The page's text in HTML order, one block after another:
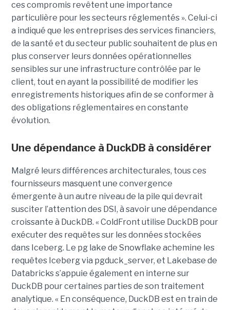
ces compromis revêtent une importance
particulière pour les secteurs réglementés ». Celui-ci
a indiqué que les entreprises des services financiers,
de la santé et du secteur public souhaitent de plus en
plus conserver leurs données opérationnelles
sensibles sur une infrastructure contrôlée par le
client, tout en ayant la possibilité de modifier les
enregistrements historiques afin de se conformer à
des obligations réglementaires en constante
évolution.
Une dépendance à DuckDB à considérer
Malgré leurs différences architecturales, tous ces
fournisseurs masquent une convergence
émergente à un autre niveau de la pile qui devrait
susciter l’attention des DSI, à savoir une dépendance
croissante à DuckDB. « ColdFront utilise DuckDB pour
exécuter des requêtes sur les données stockées
dans Iceberg. Le pg lake de Snowflake achemine les
requêtes Iceberg via pgduck_server, et Lakebase de
Databricks s’appuie également en interne sur
DuckDB pour certaines parties de son traitement
analytique. « En conséquence, DuckDB est en train de